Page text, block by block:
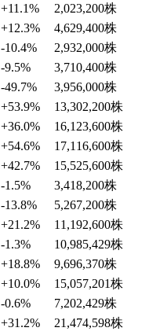
+11.1% 2,023,200株
+12.3% 4,629,400株
-10.4% 2,932,000株
-9.5% 3,710,400株
-49.7% 3,956,000株
+53.9% 13,302,200株
+36.0% 16,123,600株
+54.6% 17,116,600株
+42.7% 15,525,600株
-1.5% 3,418,200株
-13.8% 5,267,200株
+21.2% 11,192,600株
-1.3% 10,985,429株
+18.8% 9,696,370株
+10.0% 15,057,201株
-0.6% 7,202,429株
+31.2% 21,474,598株